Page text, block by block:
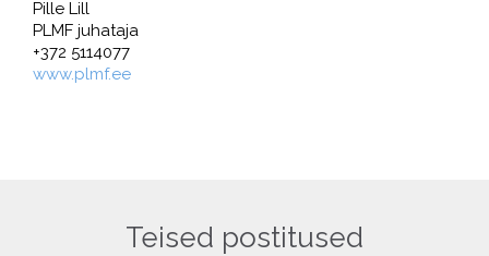
Pille Lill
PLMF juhataja
+372 5114077
www.plmf.ee
Teised postitused